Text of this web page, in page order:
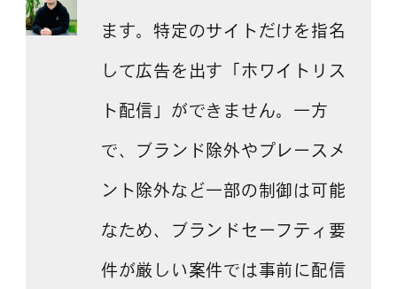
ます。特定のサイトだけを指名
して広告を出す「ホワイトリス
ト配信」ができません。一方
で、ブランド除外やプレースメ
ント除外など一部の制御は可能
なため、ブランドセーフティ要
件が厳しい案件では事前に配信